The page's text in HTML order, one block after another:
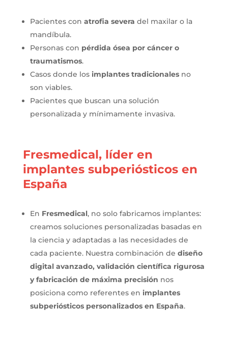
Pacientes con atrofia severa del maxilar o la
mandíbula.
Personas con pérdida ósea por cáncer o
traumatismos.
Casos donde los implantes tradicionalesno
son viables.
Pacientes que buscan una solución
personalizada y mínimamente invasiva.
Fresmedical, líder en
implantes subperiósticos en
España
En Fresmedical, no solo fabricamos implantes:
creamos soluciones personalizadas basadas en
la ciencia y adaptadas a las necesidades de
cada paciente. Nuestra combinación de diseño
digital avanzado, validación científica rigurosa
y fabricación de máxima precisión nos
posiciona como referentes en implantes
subperiósticos personalizados en España.